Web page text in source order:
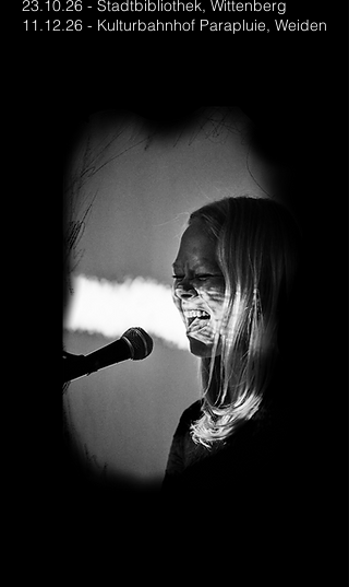
23.10.26 - Stadtbibliothek, Wittenberg
11.12.26 - Kulturbahnhof Parapluie, Weiden